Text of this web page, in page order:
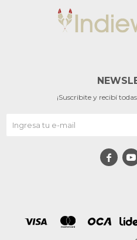
¡Suscribite y recibí
 